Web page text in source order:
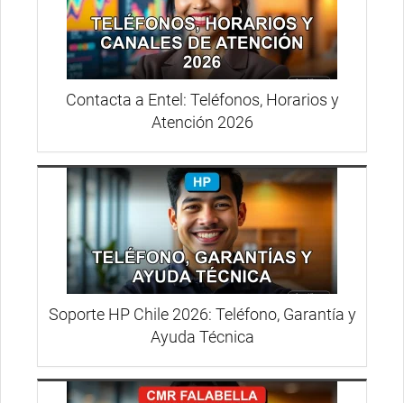
Contacta a Entel: Teléfonos, Horarios y
Atención 2026
Soporte HP Chile 2026: Teléfono, Garantía y
Ayuda Técnica